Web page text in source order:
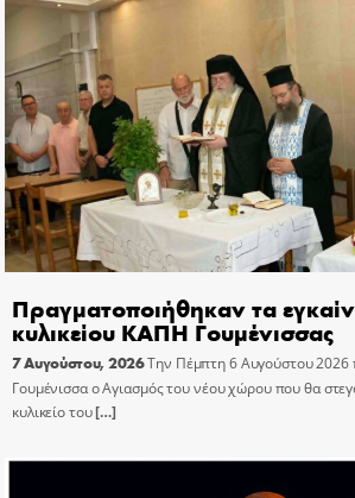
Πραγματοποιήθηκαν τα
κυλικείου ΚΑΠΗ Γουμένισσας
7 Αυγούστου, 2026Την Πέμπτη 6 Αυγούστου 2026
Γουμένισσα ο Αγιασμός του νέου χώρου που θα
κυλικείο του[…]